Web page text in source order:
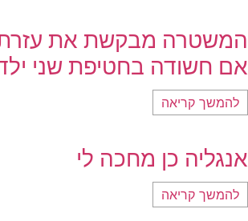
המשטרה מבקשת את עזרת
אם חשודה בחטיפת שני
להמשך קריאה
אנגליה כן מחכה לי
להמשך קריאה